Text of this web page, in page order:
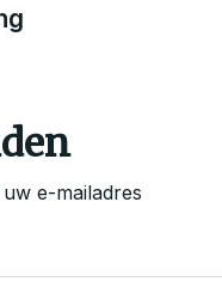
e-mailadres